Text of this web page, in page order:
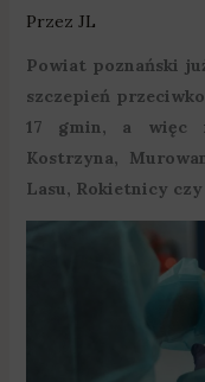
Przez JL
Powiat poznański
szczepień
17 gmin, a więc
Kostrzyna,
Lasu, Rokietnicy